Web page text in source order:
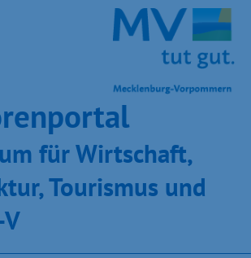
für Wirt­schaft,
Tou­ris­mus und